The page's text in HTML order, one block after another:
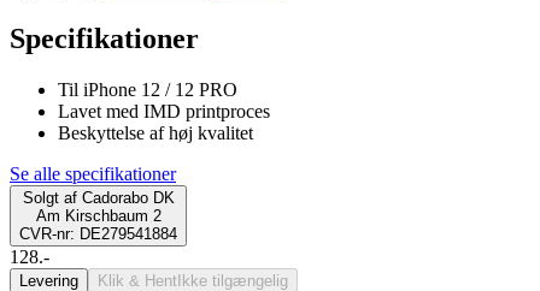
Specifikationer
Til iPhone 12 / 12 PRO
Lavet med IMD printproces
Beskyttelse af høj kvalitet
Se alle specifikationer
Solgt af Cadorabo DK
Am Kirschbaum 2
CVR-nr: DE279541884
128.-
Levering Klik & Hent Ikke tilgængelig